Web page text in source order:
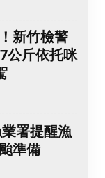
新竹檢警
公斤依托咪
署提醒漁
準備